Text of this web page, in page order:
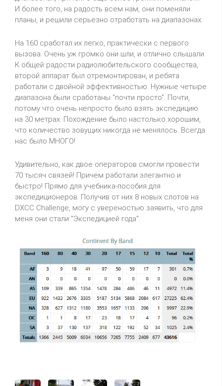
И более того, на радость всем нам, они поменяли
планы, и решили серьезно отработать на диапазонах.
На 160 сработал их легко, практически с первого
вызова. Очень уж громко они шли, и отлично слышали.
К общей радости радиолюбительского сообщества,
второй аппарат был отремонтирован, и ребята
работали с двойной эффективностью. Нужные четыре
диапазона были сработаны "почти просто". Почти,
потому что очень непросто было взять экспедицию
на 30 метрах. Похождение было настолько хорошим,
что количество зовущих никогда не менялось. Всегда
нас было МНОГО!
Удивительно, как двое операторов смогли провести
70 тысяч связей! Причем работали элегантно и
быстро! Прямо для учебника-пособия для
экспедиционеров. Получив от них 8 новых слотов на
DXCC Challenge, могу с увереностью заявить, что для
меня они стали "Экспедицией года".